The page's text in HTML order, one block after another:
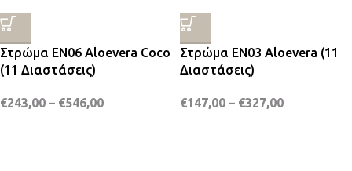
Στρώμα EN06 Aloevera Coco
(11 Διαστάσεις)
€243,00 – €546,00
Στρώμα EN03 Aloevera (11
Διαστάσεις)
€147,00 – €327,00